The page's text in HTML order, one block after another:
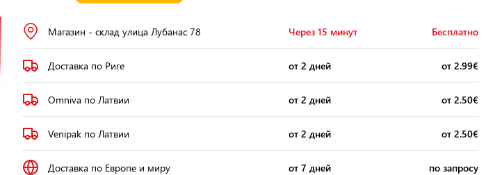
Магазин - склад улица Лубанас 78 Через 15 минут Бесплатно
Доставка по Риге от 2 дней от 2.99€
Omniva по Латвии от 2 дней от 2.50€
Venipak по Латвии от 2 дней от 2.50€
Доставка по Европе и миру от 7 дней по запросу